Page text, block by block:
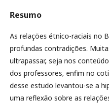
Resumo
As relações étnico-raciais no
profundas contradições.
ultrapassar, seja nos
dos professores, enfim no
desse estudo levantou-se a
uma reflexão sobre as